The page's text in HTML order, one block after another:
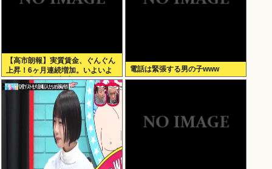
【高市朗報】実質賃金、ぐんぐん
上昇！6ヶ月連続増加。いよいよ
国民も豊かさを実感か？インフレ
加速しなければ
電話は緊張する男の子www